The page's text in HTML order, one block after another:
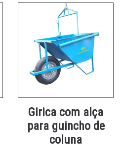
Girica com alça
para guincho de
coluna